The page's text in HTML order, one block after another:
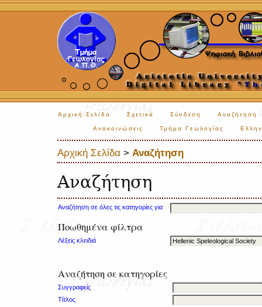
Αρχική Σελίδα Σχετικά Σύνδεση Αναζήτηση
Ανακοινώσεις Τμήμα Γεωλογίας
Αρχική Σελίδα > Αναζήτηση
Αναζήτηση
Αναζήτηση σε όλες τις κατηγορίες για
Ποωθημένα φίλτρα
Λέξεις κλειδιά
Αναζήτηση σε κατηγορίες
Συγγραφείς
Τίτλος